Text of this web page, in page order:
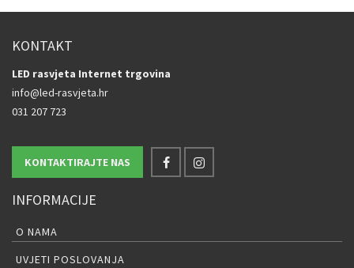
KONTAKT
LED rasvjeta Internet trgovina
info@led-rasvjeta.hr
031 207 723
KONTAKTIRAJTE NAS
INFORMACIJE
O NAMA
UVJETI POSLOVANJA